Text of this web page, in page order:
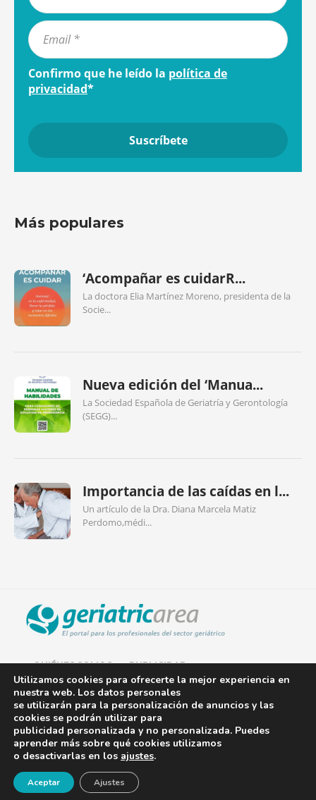
Confirmo que he leído la política de
privacidad*
Más populares
‘Acompañar es cuidarR...
La doctora Elia Martínez Moreno, presidenta de la
Socie...
Nueva edición del ‘Manua...
La Sociedad Española de Geriatría y Gerontología
(SEGG)...
Importancia de las caídas en l...
Un artículo de la Dra. Diana Marcela Matiz
Perdomo,médi...
QUIÉNES SOMOS PUBLICIDAD
AVISO LEGAL
POLÍTICA DE COOKIES
POLÍTICA DE PRIVACIDAD
CONTACTO¡Newsletter!
Utilizamos cookies para ofrecerte la mejor experiencia en
nuestra web. Los datos personales
se utilizarán para la personalización de anuncios y las
cookies se podrán utilizar para
publicidad personalizada y no personalizada. Puedes
aprender más sobre qué cookies utilizamos
o desactivarlas en los ajustes.
Aceptar Ajustes